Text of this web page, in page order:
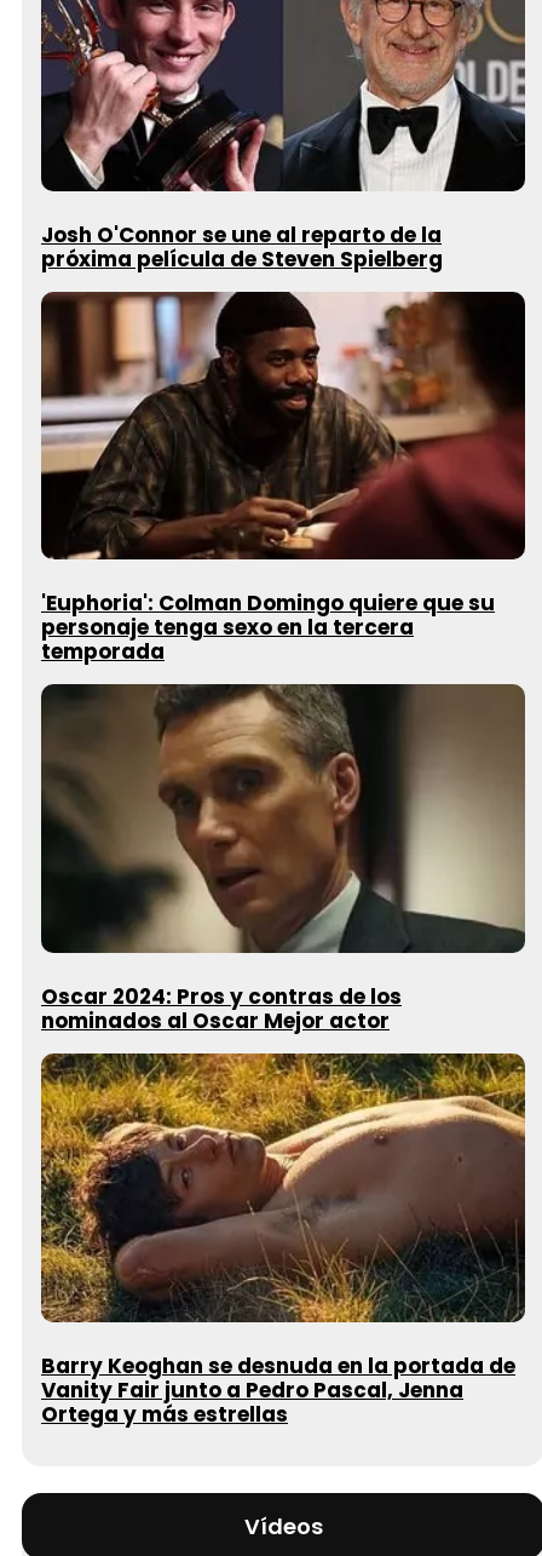
Josh O'Connor se une al reparto de la
próxima película de Steven Spielberg
'Euphoria': Colman Domingo quiere que su
personaje tenga sexo en la tercera
temporada
Oscar 2024: Pros y contras de los
nominados al Oscar Mejor actor
Barry Keoghan se desnuda en la portada de
Vanity Fair junto a Pedro Pascal, Jenna
Ortega y más estrellas
Vídeos